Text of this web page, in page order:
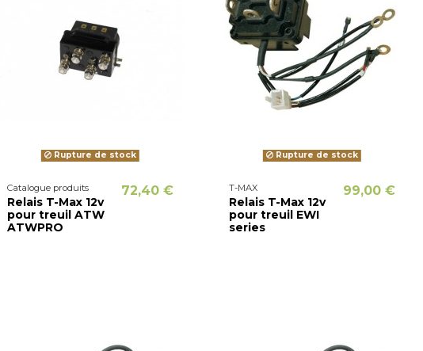
Rupture de stock
Catalogue produits
Relais T-Max 12v
pour treuil ATW
ATWPRO
72,40 €
Rupture de stock
T-MAX
Relais T-Max 12v
pour treuil EWI
series
99,00 €